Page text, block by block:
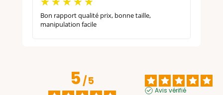
Bon rapport qualité prix, bonne taille,
manipulation facile
5/5
Avis vérifié